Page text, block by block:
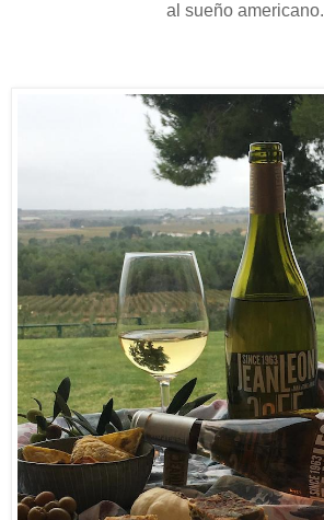
al sueño americano.